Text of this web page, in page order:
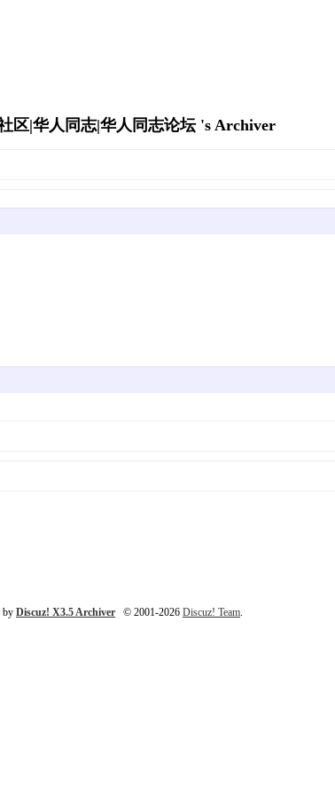
区|华人同志|华人同志论坛 's Archiver
by Discuz! X3.5 Archiver © 2001-2026 Discuz! Team.